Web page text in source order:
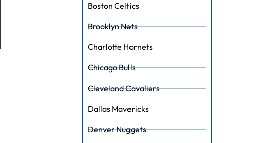
Boston Celtics
Brooklyn Nets
Charlotte Hornets
Chicago Bulls
Cleveland Cavaliers
Dallas Mavericks
Denver Nuggets